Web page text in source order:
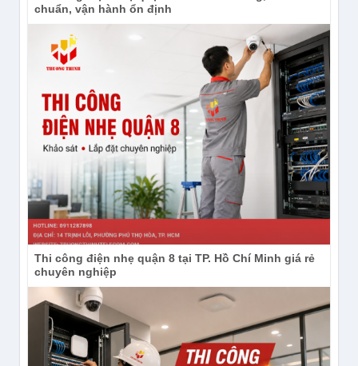
chuẩn, vận hành ổn định
Thi công điện nhẹ quận 8 tại TP. Hồ Chí Minh giá rẻ
chuyên nghiệp